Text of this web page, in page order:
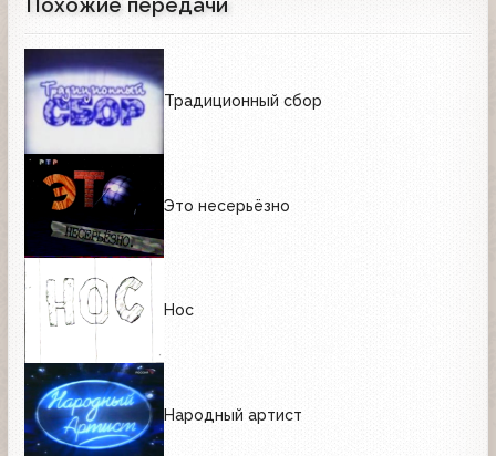
Похожие передачи
Традиционный сбор
Это несерьёзно
Нос
Народный артист